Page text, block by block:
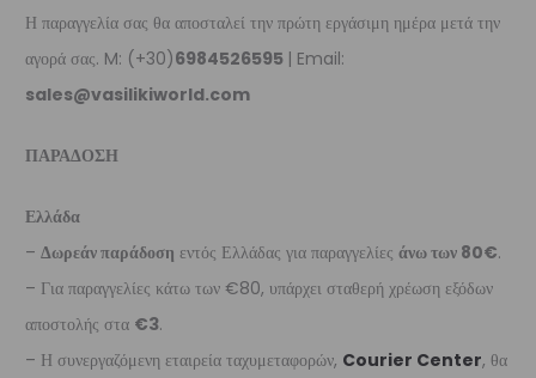
Η παραγγελία σας θα αποσταλεί την πρώτη εργάσιμη ημέρα μετά την
αγορά σας. M: (+30)6984526595 | Email:
sales@vasilikiworld.com
ΠΑΡΑΔΟΣΗ
Ελλάδα
– Δωρεάν παράδοση εντός Ελλάδας για παραγγελίες άνω των 80€.
– Για παραγγελίες κάτω των €80, υπάρχει σταθερή χρέωση εξόδων
αποστολής στα €3.
– Η συνεργαζόμενη εταιρεία ταχυμεταφορών, Courier Center, θα